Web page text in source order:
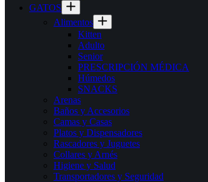
GATOS
Alimentos
Kitten
Adulto
Senior
PRESCRIPCIÓN MÉDICA
Húmedos
SNACKS
Arenas
Baños y Accesorios
Camas y Casas
Platos y Dispensadores
Rascadores y Juguetes
Collares y Arnés
Higiene y Salud
Transportadores y Seguridad